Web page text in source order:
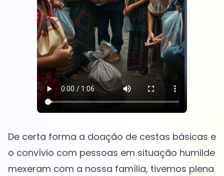
De certa forma a doação de cestas básicas e
o convívio com pessoas em situação humilde
mexeram com a nossa família, tivemos plena